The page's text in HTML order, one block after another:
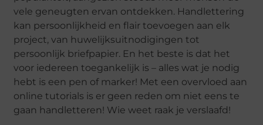
vele geneugten ervan ontdekken. Handlettering
kan persoonlijkheid en flair toevoegen aan elk
project, van huwelijksuitnodigingen tot
persoonlijk briefpapier. En het beste is dat het
voor iedereen toegankelijk is – alles wat je nodig
hebt is een pen of marker! Met een overvloed aan
online tutorials is er geen reden om niet eens te
gaan handletteren! Wie weet raak je verslaafd!